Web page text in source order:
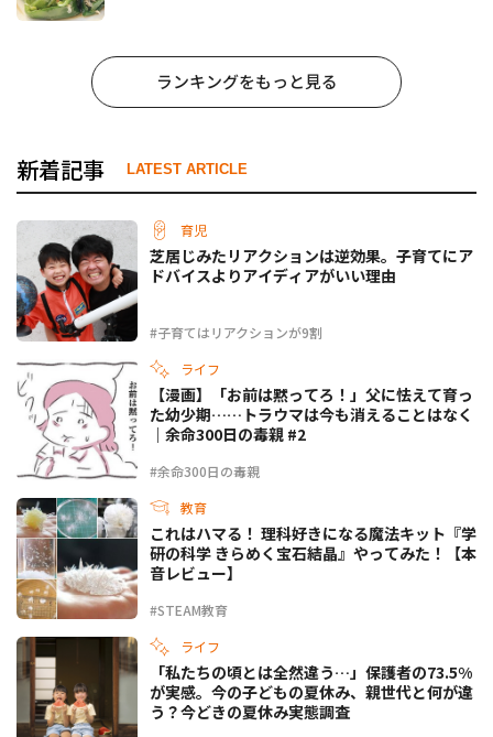
ランキングをもっと見る
新着記事 LATEST ARTICLE
育児
#子育てはリアクションが9割
芝居じみたリアクションは逆効果。子育てにア
ドバイスよりアイディアがいい理由
ライフ
#余命300日の毒親
【漫画】「お前は黙ってろ！」父に怯えて育っ
た幼少期……トラウマは今も消えることはなく
｜余命300日の毒親 #2
教育
#STEAM教育
これはハマる！ 理科好きになる魔法キット『学
研の科学 きらめく宝石結晶』やってみた！【本
音レビュー】
ライフ
「私たちの頃とは全然違う…」保護者の73.5%
が実感。今の子どもの夏休み、親世代と何が違
う？今どきの夏休み実態調査